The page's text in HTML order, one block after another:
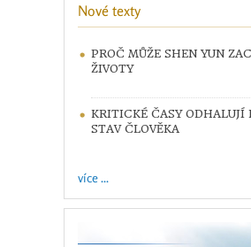
Nové texty
PROČ MŮŽE SHEN YUN
ŽIVOTY
KRITICKÉ ČASY ODHALUJÍ
STAV ČLOVĚKA
více ...